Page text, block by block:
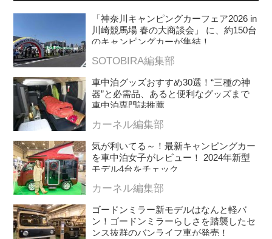
「神奈川キャンピングカーフェア2026 in
川崎競馬場 春の大商談会」 に、約150台
のキャンピングカーが集結！
SOTOBIRA編集部
車中泊グッズおすすめ30選！“三種の神
器”と必需品、あると便利なグッズまで
車中泊専門誌推薦
カーネル編集部
気が利いてる～！最新キャンピングカー
を車中泊女子がレビュー！ 2024年新型
モデル4台をチェック
カーネル編集部
ゴードンミラー新モデルはなんと軽バ
ン！ゴードンミラーらしさを踏襲したセ
ンス抜群のバンライフ車が発売！